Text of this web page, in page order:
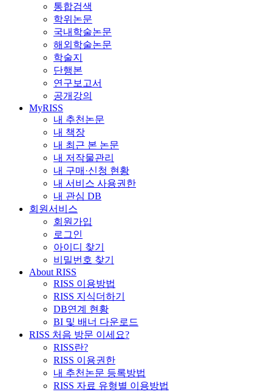
통합검색
학위논문
국내학술논문
해외학술논문
학술지
단행본
연구보고서
공개강의
MyRISS
내 추천논문
내 책장
내 최근 본 논문
내 저작물관리
내 구매·신청 현황
내 서비스 사용권한
내 관심 DB
회원서비스
회원가입
로그인
아이디 찾기
비밀번호 찾기
About RISS
RISS 이용방법
RISS 지식더하기
DB연계 현황
BI 및 배너 다운로드
RISS 처음 방문 이세요?
RISS란?
RISS 이용권한
내 추천논문 등록방법
RISS 자료 유형별 이용방법